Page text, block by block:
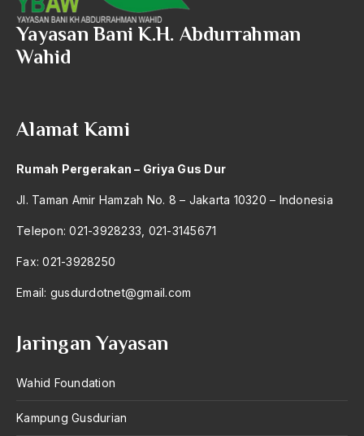
Yayasan Bani K.H. Abdurrahman
Wahid
Alamat Kami
Rumah Pergerakan – Griya Gus Dur
Jl. Taman Amir Hamzah No. 8 – Jakarta 10320 – Indonesia
Telepon: 021-3928233, 021-3145671
Fax: 021-3928250
Email: gusdurdotnet@gmail.com
Jaringan Yayasan
Wahid Foundation
Kampung Gusdurian